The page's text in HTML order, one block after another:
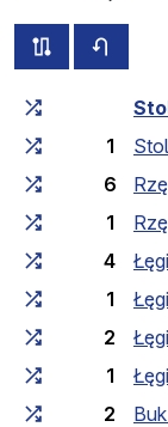
alle
Fahrtzeit
1
6
1
4
1
2
1
2